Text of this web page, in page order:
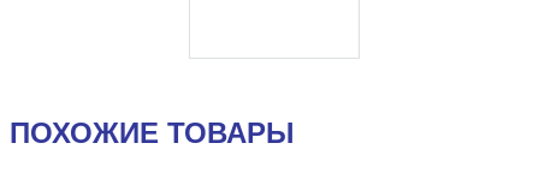
ПОХОЖИЕ ТОВАРЫ